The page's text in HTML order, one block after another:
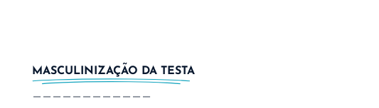
MASCULINIZAÇÃO DA TESTA
————————————